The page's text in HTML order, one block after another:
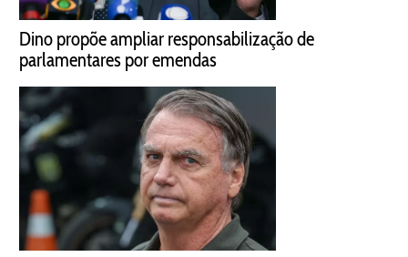
Dino propõe ampliar responsabilização de
parlamentares por emendas